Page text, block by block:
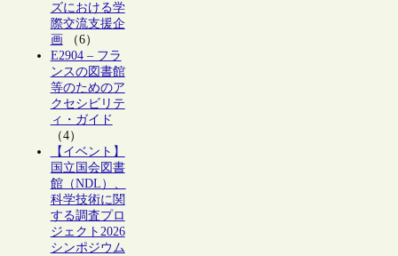
ズにおける学
際交流支援企
画 （6）
E2904 – フラ
ンスの図書館
等のためのア
クセシビリテ
ィ・ガイド
（4）
【イベント】
国立国会図書
館（NDL）、
科学技術に関
する調査プロ
ジェクト2026
シンポジウム